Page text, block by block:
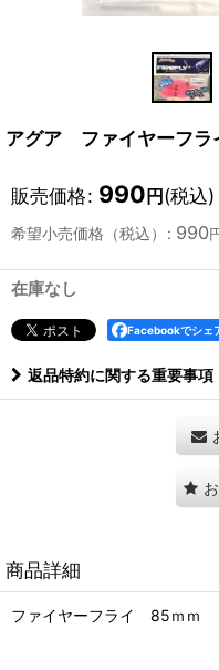
アグア ファイヤーフ
販売価格: 990 円 (税込)
希望小売価格（税込） : 990
在庫なし
Facebookでシェ
返品特約に関する重要事項
商品詳細
ファイヤーフライ 85ｍｍ